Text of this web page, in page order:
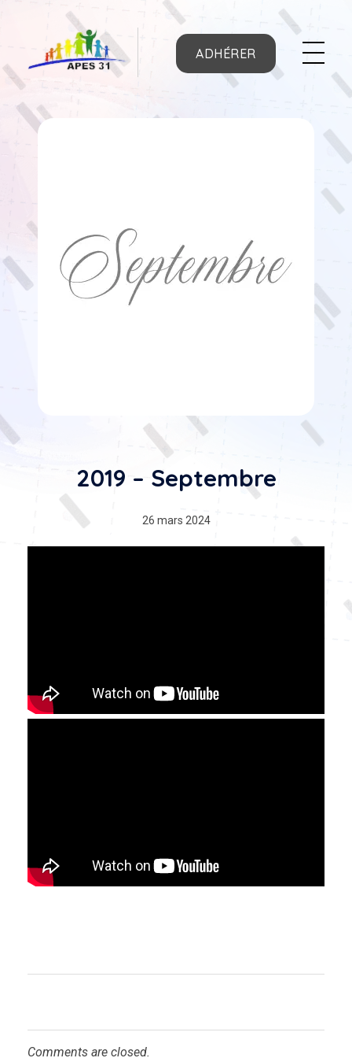
ADHÉRER
2019 – Septembre
26 mars 2024
Comments are closed.